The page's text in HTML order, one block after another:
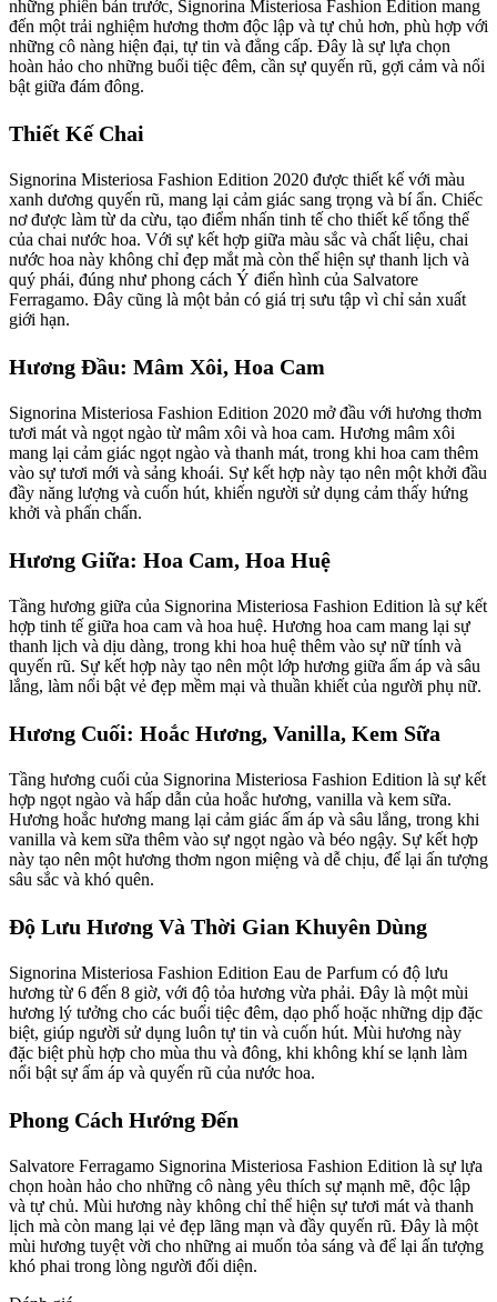
những phiên bản trước, Signorina Misteriosa Fashion Edition mang
đến một trải nghiệm hương thơm độc lập và tự chủ hơn, phù hợp với
những cô nàng hiện đại, tự tin và đẳng cấp. Đây là sự lựa chọn
hoàn hảo cho những buổi tiệc đêm, cần sự quyến rũ, gợi cảm và nổi
bật giữa đám đông.
Thiết Kế Chai
Signorina Misteriosa Fashion Edition 2020 được thiết kế với màu
xanh dương quyến rũ, mang lại cảm giác sang trọng và bí ẩn. Chiếc
nơ được làm từ da cừu, tạo điểm nhấn tinh tế cho thiết kế tổng thể
của chai nước hoa. Với sự kết hợp giữa màu sắc và chất liệu, chai
nước hoa này không chỉ đẹp mắt mà còn thể hiện sự thanh lịch và
quý phái, đúng như phong cách Ý điển hình của Salvatore
Ferragamo. Đây cũng là một bản có giá trị sưu tập vì chỉ sản xuất
giới hạn.
Hương Đầu: Mâm Xôi, Hoa Cam
Signorina Misteriosa Fashion Edition 2020 mở đầu với hương thơm
tươi mát và ngọt ngào từ mâm xôi và hoa cam. Hương mâm xôi
mang lại cảm giác ngọt ngào và thanh mát, trong khi hoa cam thêm
vào sự tươi mới và sảng khoái. Sự kết hợp này tạo nên một khởi đầu
đầy năng lượng và cuốn hút, khiến người sử dụng cảm thấy hứng
khởi và phấn chấn.
Hương Giữa: Hoa Cam, Hoa Huệ
Tầng hương giữa của Signorina Misteriosa Fashion Edition là sự kết
hợp tinh tế giữa hoa cam và hoa huệ. Hương hoa cam mang lại sự
thanh lịch và dịu dàng, trong khi hoa huệ thêm vào sự nữ tính và
quyến rũ. Sự kết hợp này tạo nên một lớp hương giữa ấm áp và sâu
lắng, làm nổi bật vẻ đẹp mềm mại và thuần khiết của người phụ nữ.
Hương Cuối: Hoắc Hương, Vanilla, Kem Sữa
Tầng hương cuối của Signorina Misteriosa Fashion Edition là sự kết
hợp ngọt ngào và hấp dẫn của hoắc hương, vanilla và kem sữa.
Hương hoắc hương mang lại cảm giác ấm áp và sâu lắng, trong khi
vanilla và kem sữa thêm vào sự ngọt ngào và béo ngậy. Sự kết hợp
này tạo nên một hương thơm ngon miệng và dễ chịu, để lại ấn tượng
sâu sắc và khó quên.
Độ Lưu Hương Và Thời Gian Khuyên Dùng
Signorina Misteriosa Fashion Edition Eau de Parfum có độ lưu
hương từ 6 đến 8 giờ, với độ tỏa hương vừa phải. Đây là một mùi
hương lý tưởng cho các buổi tiệc đêm, dạo phố hoặc những dịp đặc
biệt, giúp người sử dụng luôn tự tin và cuốn hút. Mùi hương này
đặc biệt phù hợp cho mùa thu và đông, khi không khí se lạnh làm
nổi bật sự ấm áp và quyến rũ của nước hoa.
Phong Cách Hướng Đến
Salvatore Ferragamo Signorina Misteriosa Fashion Edition là sự lựa
chọn hoàn hảo cho những cô nàng yêu thích sự mạnh mẽ, độc lập
và tự chủ. Mùi hương này không chỉ thể hiện sự tươi mát và thanh
lịch mà còn mang lại vẻ đẹp lãng mạn và đầy quyến rũ. Đây là một
mùi hương tuyệt vời cho những ai muốn tỏa sáng và để lại ấn tượng
khó phai trong lòng người đối diện.